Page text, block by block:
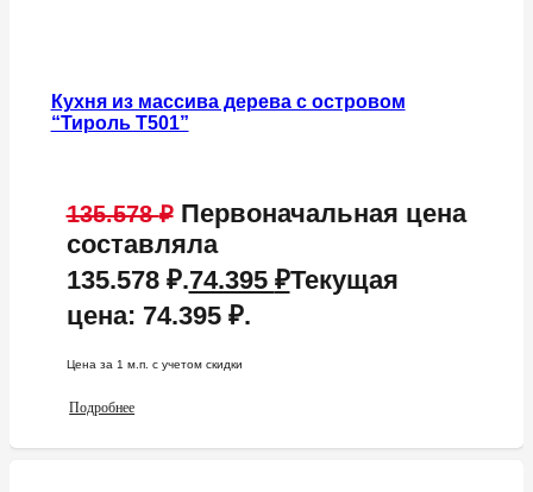
Кухня из массива дерева с островом
“Тироль Т501”
135.578₽ Первоначальная цена
составляла
135.578 ₽.74.395 ₽Текущая
цена: 74.395 ₽.
Цена за 1 м.п. c учетом скидки
Подробнее